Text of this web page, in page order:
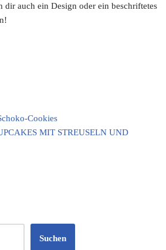
dir auch ein Design oder ein beschriftetes
Cookies
MIT STREUSELN UND
Suchen